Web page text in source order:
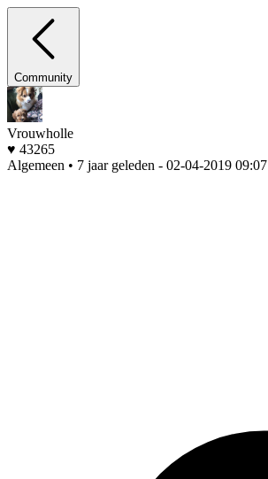
Community
Vrouwholle
♥ 43265
Algemeen • 7 jaar geleden - 02-04-2019 09:07